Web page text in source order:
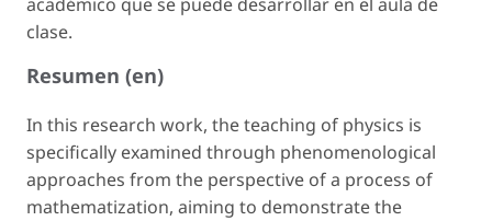
clase.
Resumen (en)
In this research work, the teaching of physics is
specifically examined through phenomenological
approaches from the perspective of a process of
mathematization, aiming to demonstrate the